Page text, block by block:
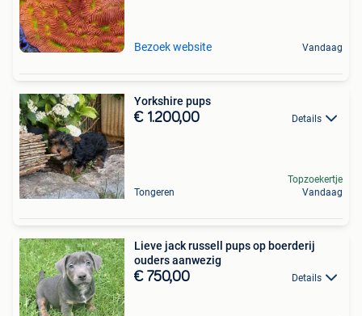
Bezoek website Vandaag
Yorkshire pups
€ 1.200,00 Details
Tongeren
Topzoekertje
Vandaag
Lieve jack russell pups op boerderij
ouders aanwezig
€ 750,00 Details